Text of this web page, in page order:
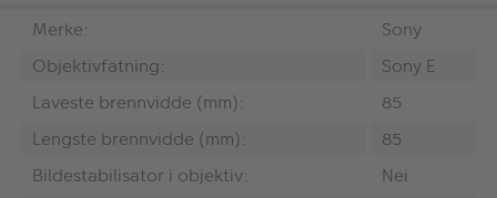
Merke:
Sony
Objektivfatning:
Sony E
Laveste brennvidde (mm):
85
Lengste brennvidde (mm):
85
Bildestabilisator i objektiv:
Nei